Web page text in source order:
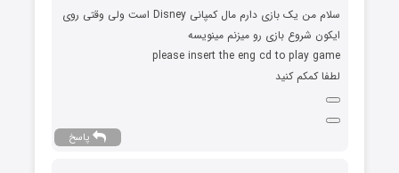
سلام من یک بازی دارم مال کمپانی Disney است ولی وقتی روی
ایکون شروع بازی رو میزنم مینویسه
please insert the eng cd to play game
لطفا کمکم کنید
پاسخ